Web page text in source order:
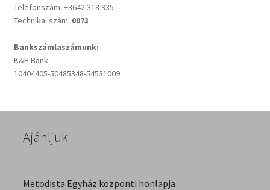
Alkalmaink
Bemutatkozás
Elérhetőségek
English Bible Talks with Granville Pillar
Képek
Telefonszám: +3642 318 935
Technikai szám: 0073
Bankszámlaszámunk:
K&H Bank
10404405-50485348-54531009
Ajánljuk
Metodista Egyház központi honlapja